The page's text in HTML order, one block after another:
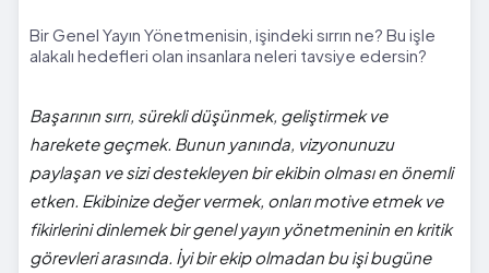
Bir Genel Yayın Yönetmenisin, işindeki sırrın ne? Bu işle
alakalı hedefleri olan insanlara neleri tavsiye edersin?
Başarının sırrı, sürekli düşünmek, geliştirmek ve
harekete geçmek. Bunun yanında, vizyonunuzu
paylaşan ve sizi destekleyen bir ekibin olması en önemli
etken. Ekibinize değer vermek, onları motive etmek ve
fikirlerini dinlemek bir genel yayın yönetmeninin en kritik
görevleri arasında. İyi bir ekip olmadan bu işi bugüne